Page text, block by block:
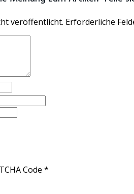
veröffentlicht. Erforderliche
Code *